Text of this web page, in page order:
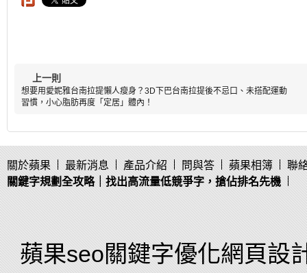
上一則
想要用愛妮雅台南拉提懶人瘦身？3D下巴台南拉提後不忌口、未搭配運動
習慣，小心脂肪再度「定居」體內！
關於蘋果 最新消息 產品介紹 問與答 蘋果相簿
聯
關鍵字規劃全攻略｜找出高流量低競爭字，搶佔排名先機
蘋果seo關鍵字優化網頁設